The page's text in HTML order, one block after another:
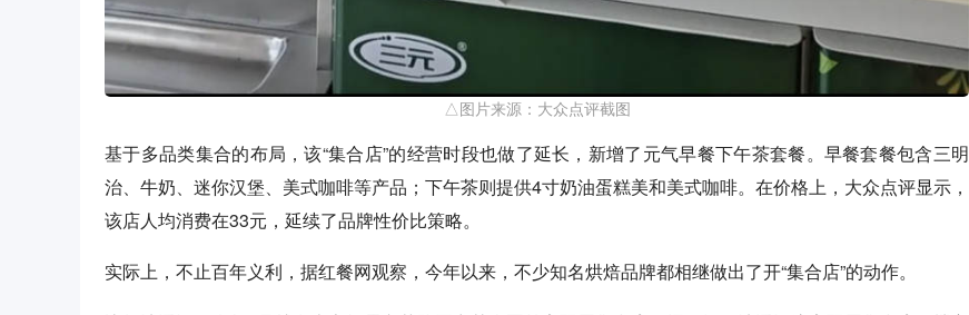
△图片来源：大众点评截图
基于多品类集合的布局，该“集合店”的经营时段也做了延长，新增了元气早餐下午茶套餐。早餐套餐包含三明
治、牛奶、迷你汉堡、美式咖啡等产品；下午茶则提供4寸奶油蛋糕美和美式咖啡。在价格上，大众点评显示，
该店人均消费在33元，延续了品牌性价比策略。
实际上，不止百年义利，据红餐网观察，今年以来，不少知名烘焙品牌都相继做出了开“集合店”的动作。